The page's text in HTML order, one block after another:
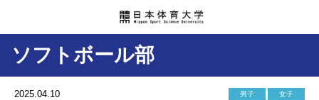
ソフトボール部
2025.04.10 男子 女子